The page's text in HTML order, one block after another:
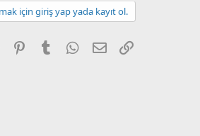
için giriş yap yada kayıt ol.
Reddit PinterestTumblr WhatsApp
E-posta